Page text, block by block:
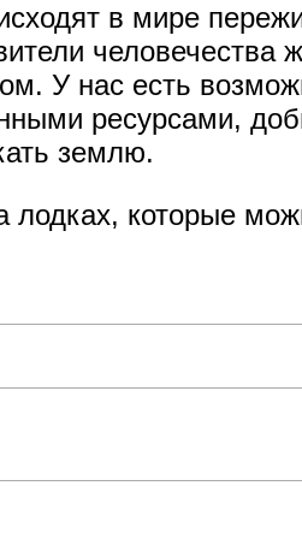
в мире
человечества
У нас есть
ресурсами,
землю.
лодках, которые